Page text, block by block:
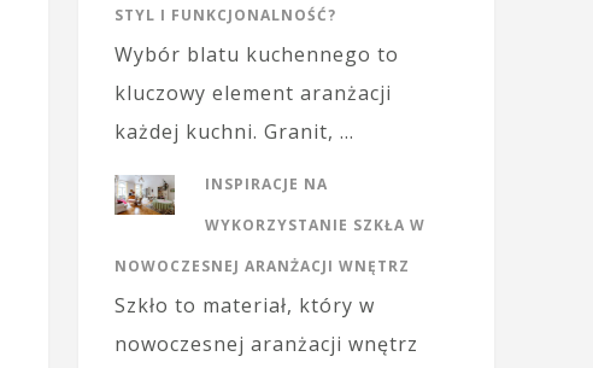
STYL I FUNKCJONALNOŚĆ?
Wybór blatu kuchennego to
kluczowy element aranżacji
każdej kuchni. Granit, …
INSPIRACJE NA
WYKORZYSTANIE SZKŁA W
NOWOCZESNEJ ARANŻACJI WNĘTRZ
Szkło to materiał, który w
nowoczesnej aranżacji wnętrz